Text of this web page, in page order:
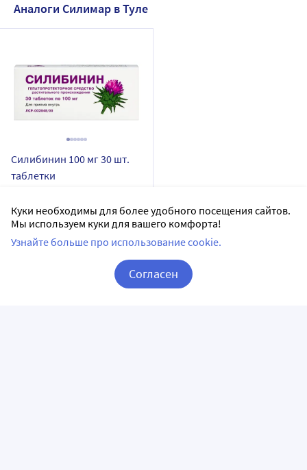
Аналоги Силимар в Туле
Силибинин 100 мг 30 шт.
таблетки
таблетки
Дозировка 100 мг
Доставим в аптеку завтра
Куки необходимы для более удобного посещения сайтов.
Мы используем куки для вашего комфорта!
Узнайте больше про использование cookie.
Согласен